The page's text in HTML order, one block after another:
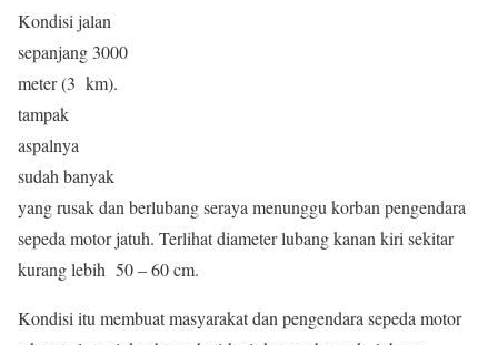
Kondisi jalan
sepanjang 3000
meter (3 km).
tampak
aspalnya
sudah banyak
yang rusak dan berlubang seraya menunggu korban pengendara
sepeda motor jatuh. Terlihat diameter lubang kanan kiri sekitar
kurang lebih 50 – 60 cm.
Kondisi itu membuat masyarakat dan pengendara sepeda motor